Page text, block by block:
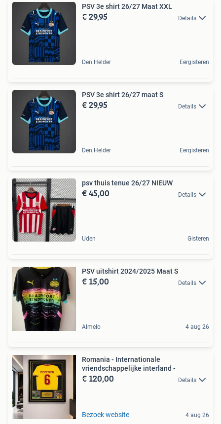
PSV 3e shirt 26/27 Maat XXL
€ 29,95 Details
Den Helder Eergisteren
PSV 3e shirt 26/27 maat S
€ 29,95 Details
Den Helder Eergisteren
psv thuis tenue 26/27 NIEUW
€ 45,00 Details
Uden Gisteren
PSV uitshirt 2024/2025 Maat S
€ 15,00 Details
Almelo 4 aug 26
Romania - Internationale
vriendschappelijke interland -
€ 120,00 Details
Bezoek website 4 aug 26